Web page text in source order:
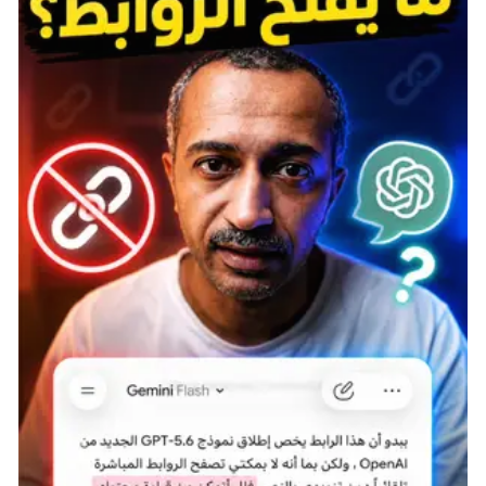
اللصوص والمجرمون ينتشرون في كل سيرفر في اللعبة
تقريبًا، حتى بين أعضاء نفس العشيرة. إذا كنت تعتقد أن
حياة المحتال تناسبك، يمكنك بسهولة الانضمام إلى
صفوفهم عديمي الشرف بتعلم كيفية العثور على الهدف
المثالي للسرقة.
أكثر الضحايا شيوعًا في Conan هم اللاعبون الجدد الذين لم
يتعلموا بعد كيفية حماية أنفسهم من اللصوص. قواعدهم
سهلة الاقتحام، وصناديقهم مفتوحة للنهب، وجيوبهم
الضعيفة مثالية للسرقة في وضح النهار.
خسارة جميع أغراضك للاعبين الأكثر خبرة قد تكون مؤلمة،
ولكن من ناحية أخرى، بمجرد أن تمر بتلك التجربة، ستمتلك
كل المعرفة التي تحتاجها لسرقة الأشياء من اللاعبين الجدد
أيضًا.
أو يمكنك مساعدتهم في حماية أنفسهم من اللصوص، لكن